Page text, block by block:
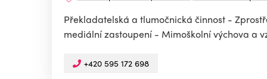
Překladatelská a tlumočnická činnost -
mediální zastoupení - Mimoškolní výchova a
+420 595 172 698